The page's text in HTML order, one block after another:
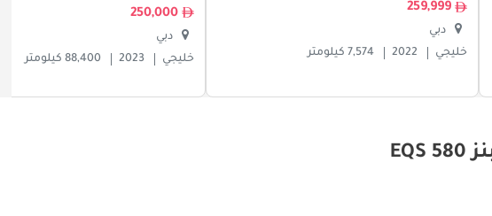
259,999
دبي
خليجي
2022 7,574 كيلومتر
250,000
دبي
خليجي
2023 88,400 كيلومتر